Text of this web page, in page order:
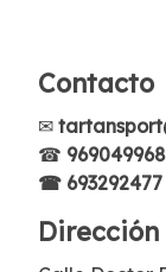
Contacto
✉
☎ 969049968
☎ 693292477
Dirección